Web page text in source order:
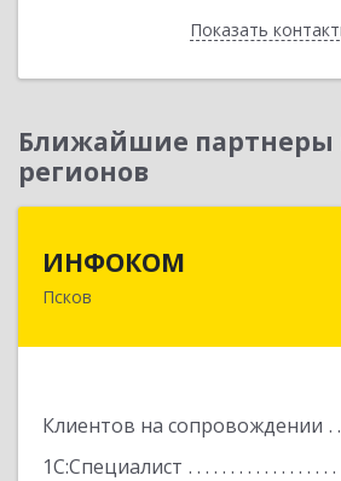
ПоказатьНазад
Ближайшие партнеры
регионов
ИНФОКОМ
Псков
Клиентов на сопровождении
1С:Специалист
180000, Псковская обл,